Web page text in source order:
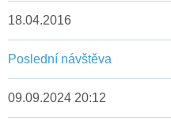
18.04.2016
Poslední návštěva
09.09.2024 20:12